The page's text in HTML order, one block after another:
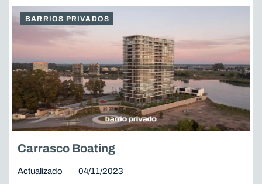
BARRIOS PRIVADOS
Carrasco Boating
Actualizado 04/11/2023